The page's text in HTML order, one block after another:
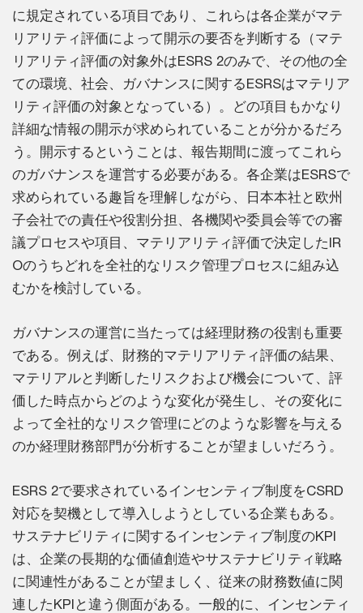
に規定されている項目であり、これらは各企業がマテ
リアリティ評価によって開示の要否を判断する（マテ
リアリティ評価の対象外はESRS 2のみで、その他の全
ての環境、社会、ガバナンスに関するESRSはマテリア
リティ評価の対象となっている）。どの項目もかなり
詳細な情報の開示が求められていることが分かるだろ
う。開示するということは、報告期間に渡ってこれら
のガバナンスを運営する必要がある。各企業はESRSで
求められている趣旨を理解しながら、日本本社と欧州
子会社での責任や役割分担、各機関や委員会等での審
議プロセスや項目、マテリアリティ評価で決定したIR
Oのうちどれを全社的なリスク管理プロセスに組み込
むかを検討している。
ガバナンスの運営に当たっては経理財務の役割も重要
である。例えば、財務的マテリアリティ評価の結果、
マテリアルと判断したリスクおよび機会について、評
価した時点からどのような変化が発生し、その変化に
よって全社的なリスク管理にどのような影響を与える
のか経理財務部門が分析することが望ましいだろう。
ESRS 2で要求されているインセンティブ制度をCSRD
対応を契機として導入しようとしている企業もある。
サステナビリティに関するインセンティブ制度のKPI
は、企業の長期的な価値創造やサステナビリティ戦略
に関連性があることが望ましく、従来の財務数値に関
連したKPIと違う側面がある。一般的に、インセンティ